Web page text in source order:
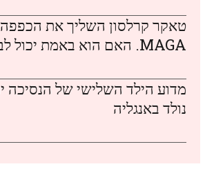
טאקר קרלסון השליך את
MAGA. האם הוא באמת יכול לבנות תנועה?
מדוע הילד השלישי של הנסיכה
נולד באנגליה